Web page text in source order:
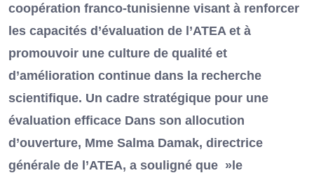
coopération franco-tunisienne visant à renforcer
les capacités d’évaluation de l’ATEA et à
promouvoir une culture de qualité et
d’amélioration continue dans la recherche
scientifique. Un cadre stratégique pour une
évaluation efficace Dans son allocution
d’ouverture, Mme Salma Damak, directrice
générale de l’ATEA, a souligné que »le